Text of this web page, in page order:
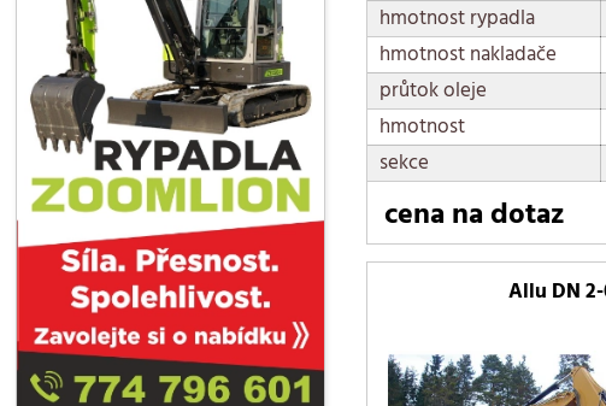
hmotnost rypadla
hmotnost nakladače
průtok oleje
hmotnost
sekce
cena na dotaz
Allu DN